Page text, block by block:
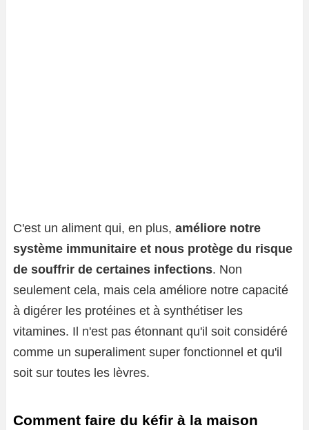
C'est un aliment qui, en plus, améliore notre
système immunitaire et nous protège du risque
de souffrir de certaines infections. Non
seulement cela, mais cela améliore notre capacité
à digérer les protéines et à synthétiser les
vitamines. Il n'est pas étonnant qu'il soit considéré
comme un superaliment super fonctionnel et qu'il
soit sur toutes les lèvres.
Comment faire du kéfir à la maison